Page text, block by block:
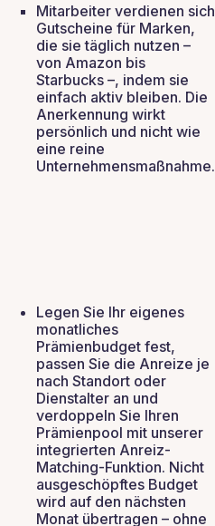
Mitarbeiter verdienen sich
Gutscheine für Marken,
die sie täglich nutzen –
von Amazon bis
Starbucks –, indem sie
einfach aktiv bleiben. Die
Anerkennung wirkt
persönlich und nicht wie
eine reine
Unternehmensmaßnahme.
Legen Sie Ihr eigenes
monatliches
Prämienbudget fest,
passen Sie die Anreize je
nach Standort oder
Dienstalter an und
verdoppeln Sie Ihren
Prämienpool mit unserer
integrierten Anreiz-
Matching-Funktion. Nicht
ausgeschöpftes Budget
wird auf den nächsten
Monat übertragen – ohne